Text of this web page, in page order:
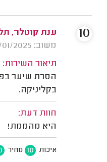
ענת קוטלר,
משוב: 16/01/2025
תיאור השירות:
הסרת שיער
בקליניקה.
חוות דעת:
היא מהממת!
איכות 10 מחיר
10